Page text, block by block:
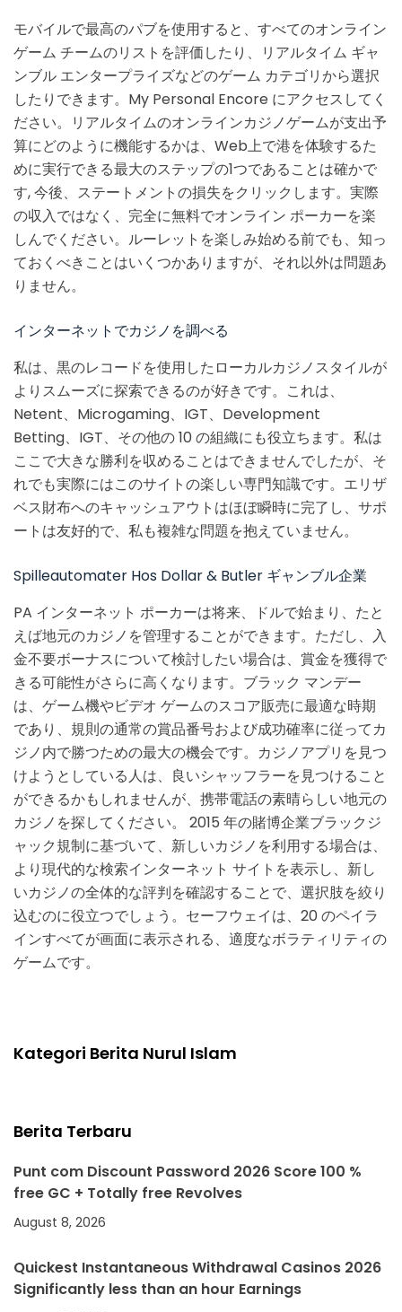
モバイルで最高のパブを使用すると、すべてのオンライン
ゲーム チームのリストを評価したり、リアルタイム ギャ
ンブル エンタープライズなどのゲーム カテゴリから選択
したりできます。My Personal Encore にアクセスしてく
ださい。リアルタイムのオンラインカジノゲームが支出予
算にどのように機能するかは、Web上で港を体験するた
めに実行できる最大のステップの1つであることは確かで
す, 今後、ステートメントの損失をクリックします。実際
の収入ではなく、完全に無料でオンライン ポーカーを楽
しんでください。ルーレットを楽しみ始める前でも、知っ
ておくべきことはいくつかありますが、それ以外は問題あ
りません。
インターネットでカジノを調べる
私は、黒のレコードを使用したローカルカジノスタイルが
よりスムーズに探索できるのが好きです。これは、
Netent、Microgaming、IGT、Development
Betting、IGT、その他の 10 の組織にも役立ちます。私は
ここで大きな勝利を収めることはできませんでしたが、そ
れでも実際にはこのサイトの楽しい専門知識です。エリザ
ベス財布へのキャッシュアウトはほぼ瞬時に完了し、サポ
ートは友好的で、私も複雑な問題を抱えていません。
Spilleautomater Hos Dollar & Butler ギャンブル企業
PA インターネット ポーカーは将来、ドルで始まり、たと
えば地元のカジノを管理することができます。ただし、入
金不要ボーナスについて検討したい場合は、賞金を獲得で
きる可能性がさらに高くなります。ブラック マンデー
は、ゲーム機やビデオ ゲームのスコア販売に最適な時期
であり、規則の通常の賞品番号および成功確率に従ってカ
ジノ内で勝つための最大の機会です。カジノアプリを見つ
けようとしている人は、良いシャッフラーを見つけること
ができるかもしれませんが、携帯電話の素晴らしい地元の
カジノを探してください。 2015 年の賭博企業ブラックジ
ャック規制に基づいて、新しいカジノを利用する場合は、
より現代的な検索インターネット サイトを表示し、新し
いカジノの全体的な評判を確認することで、選択肢を絞り
込むのに役立つでしょう。セーフウェイは、20 のペイラ
インすべてが画面に表示される、適度なボラティリティの
ゲームです。
Kategori Berita Nurul Islam
Berita Terbaru
Punt com Discount Password 2026 Score 100 %
free GC + Totally free Revolves
August 8, 2026
Quickest Instantaneous Withdrawal Casinos 2026
Significantly less than an hour Earnings